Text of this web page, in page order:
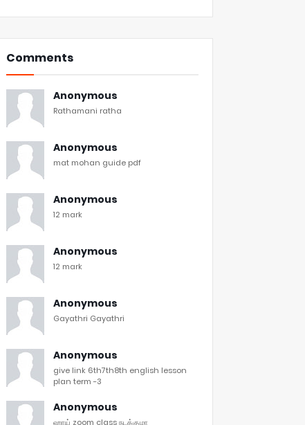
Comments
Anonymous
Rathamani ratha
Anonymous
mat mohan guide pdf
Anonymous
12 mark
Anonymous
12 mark
Anonymous
Gayathri Gayathri
Anonymous
give link 6th7th8th english lesson
plan term -3
Anonymous
ஹாய் zoom class நடக்குமா